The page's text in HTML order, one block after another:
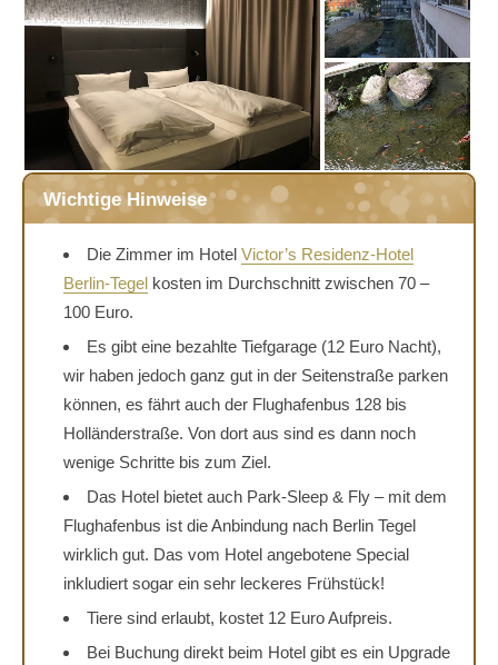
Wichtige Hinweise
Die Zimmer im Hotel Victor’s Residenz-Hotel
Berlin-Tegel kosten im Durchschnitt zwischen 70 –
100 Euro.
Es gibt eine bezahlte Tiefgarage (12 Euro Nacht),
wir haben jedoch ganz gut in der Seitenstraße parken
können, es fährt auch der Flughafenbus 128 bis
Holländerstraße. Von dort aus sind es dann noch
wenige Schritte bis zum Ziel.
Das Hotel bietet auch Park-Sleep & Fly – mit dem
Flughafenbus ist die Anbindung nach Berlin Tegel
wirklich gut. Das vom Hotel angebotene Special
inkludiert sogar ein sehr leckeres Frühstück!
Tiere sind erlaubt, kostet 12 Euro Aufpreis.
Bei Buchung direkt beim Hotel gibt es ein Upgrade